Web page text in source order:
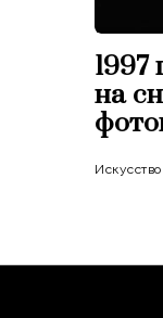
1997
на
Искусство